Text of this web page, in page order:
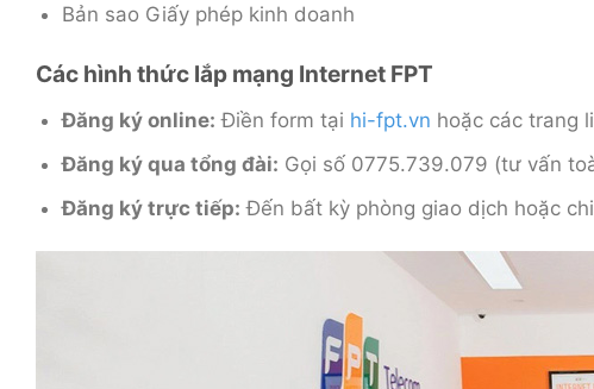
Bản sao Giấy phép kinh doanh
Các hình thức lắp mạng Internet FPT
Đăng ký online: Điền form tại hi-fpt.vn hoặc các trang
Đăng ký qua tổng đài: Gọi số 0775.739.079 (tư vấn
Đăng ký trực tiếp: Đến bất kỳ phòng giao dịch hoặc